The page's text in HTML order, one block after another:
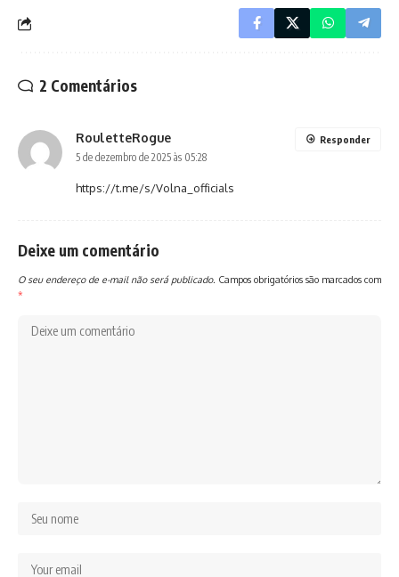
2 Comentários
RouletteRogue
5 de dezembro de 2025 às 05:28
https://t.me/s/Volna_officials
Responder
Deixe um comentário
O seu endereço de e-mail não será publicado. Campos obrigatórios são marcados com
*